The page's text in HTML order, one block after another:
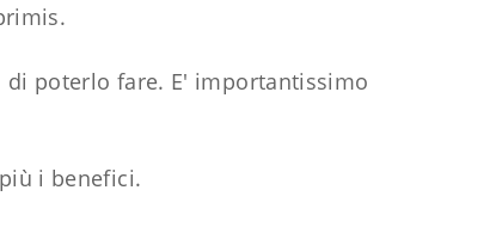
poterlo fare. E' importantissimo
i benefici.